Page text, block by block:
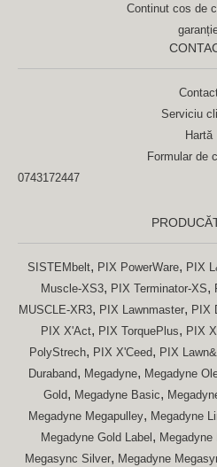
Continut cos de
Serviciu
Hartă
Formular de
0743172447
SISTEMbelt, PIX PowerWare, PIX
Muscle-XS3, PIX Terminator-XS,
MUSCLE-XR3, PIX Lawnmaster, PIX
PIX X'Act, PIX TorquePlus, PIX
PolyStrech, PIX X'Ceed, PIX
Duraband, Megadyne, Megadyne
Gold, Megadyne Basic,
Megadyne Megapulley, Megadyne
Megadyne Gold Label ,
Megasync Silver, Megadyne